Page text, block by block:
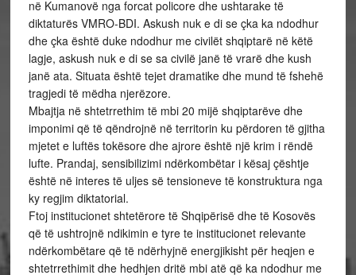
në Kumanovë nga forcat policore dhe ushtarake të
diktaturës VMRO-BDI. Askush nuk e di se çka ka ndodhur
dhe çka është duke ndodhur me civilët shqiptarë në këtë
lagje, askush nuk e di se sa civilë janë të vrarë dhe kush
janë ata. Situata është tejet dramatike dhe mund të fshehë
tragjedi të mëdha njerëzore.
Mbajtja në shtetrrethim të mbi 20 mijë shqiptarëve dhe
imponimi që të qëndrojnë në territorin ku përdoren të gjitha
mjetet e luftës tokësore dhe ajrore është një krim i rëndë
lufte. Prandaj, sensibilizimi ndërkombëtar i kësaj çështje
është në interes të uljes së tensioneve të konstruktura nga
ky regjim diktatorial.
Ftoj institucionet shtetërore të Shqipërisë dhe të Kosovës
që të ushtrojnë ndikimin e tyre te institucionet relevante
ndërkombëtare që të ndërhyjnë energjikisht për heqjen e
shtetrrethimit dhe hedhjen dritë mbi atë që ka ndodhur me